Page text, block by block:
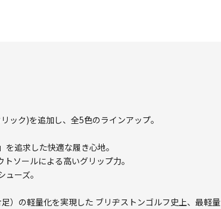
ック)を追加し、全5色のラインアップ。
追求した快適な履き心地。
ソールによる高いグリップ力。
ーズ。
の軽量化を実現した ブリヂストンゴルフ史上、最軽量